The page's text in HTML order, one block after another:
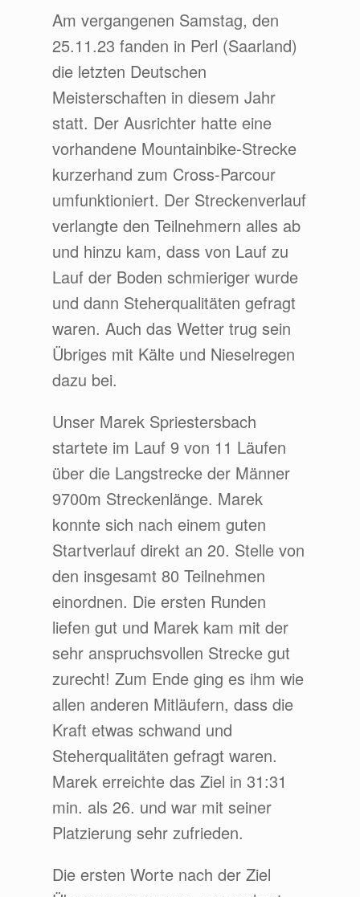
Am vergangenen Samstag, den
25.11.23 fanden in Perl (Saarland)
die letzten Deutschen
Meisterschaften in diesem Jahr
statt. Der Ausrichter hatte eine
vorhandene Mountainbike-Strecke
kurzerhand zum Cross-Parcour
umfunktioniert. Der Streckenverlauf
verlangte den Teilnehmern alles ab
und hinzu kam, dass von Lauf zu
Lauf der Boden schmieriger wurde
und dann Steherqualitäten gefragt
waren. Auch das Wetter trug sein
Übriges mit Kälte und Nieselregen
dazu bei.
Unser Marek Spriestersbach
startete im Lauf 9 von 11 Läufen
über die Langstrecke der Männer
9700m Streckenlänge. Marek
konnte sich nach einem guten
Startverlauf direkt an 20. Stelle von
den insgesamt 80 Teilnehmen
einordnen. Die ersten Runden
liefen gut und Marek kam mit der
sehr anspruchsvollen Strecke gut
zurecht! Zum Ende ging es ihm wie
allen anderen Mitläufern, dass die
Kraft etwas schwand und
Steherqualitäten gefragt waren.
Marek erreichte das Ziel in 31:31
min. als 26. und war mit seiner
Platzierung sehr zufrieden.
Die ersten Worte nach der Ziel